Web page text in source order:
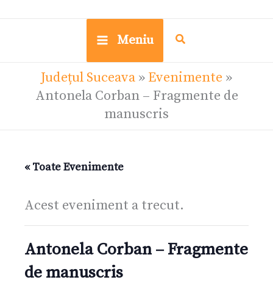
Meniu
Județul Suceava » Evenimente »
Antonela Corban – Fragmente de
manuscris
« Toate Evenimente
Acest eveniment a trecut.
Antonela Corban – Fragmente
de manuscris